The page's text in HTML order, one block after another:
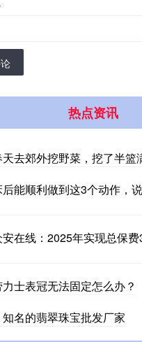
热点资讯
去郊外挖野菜，挖了半篮
能顺利做到这3个动作，
安在线：2025年实现总保
士表冠无法固定怎么办？
名的翡翠珠宝批发厂家